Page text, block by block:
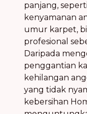
panjang,
kenyamanan
umur karpet,
profesional
Daripada
penggantian
kehilangan
yang tidak
kebersihan